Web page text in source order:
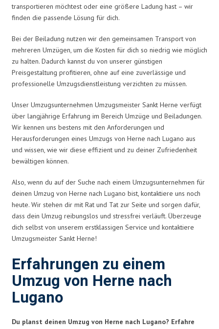
transportieren möchtest oder eine größere Ladung hast – wir
finden die passende Lösung für dich.
Bei der Beiladung nutzen wir den gemeinsamen Transport von
mehreren Umzügen, um die Kosten für dich so niedrig wie möglich
zu halten. Dadurch kannst du von unserer günstigen
Preisgestaltung profitieren, ohne auf eine zuverlässige und
professionelle Umzugsdienstleistung verzichten zu müssen.
Unser Umzugsunternehmen Umzugsmeister Sankt Herne verfügt
über langjährige Erfahrung im Bereich Umzüge und Beiladungen.
Wir kennen uns bestens mit den Anforderungen und
Herausforderungen eines Umzugs von Herne nach Lugano aus
und wissen, wie wir diese effizient und zu deiner Zufriedenheit
bewältigen können.
Also, wenn du auf der Suche nach einem Umzugsunternehmen für
deinen Umzug von Herne nach Lugano bist, kontaktiere uns noch
heute. Wir stehen dir mit Rat und Tat zur Seite und sorgen dafür,
dass dein Umzug reibungslos und stressfrei verläuft. Überzeuge
dich selbst von unserem erstklassigen Service und kontaktiere
Umzugsmeister Sankt Herne!
Erfahrungen zu einem
Umzug von Herne nach
Lugano
Du planst deinen Umzug von Herne nach Lugano? Erfahre